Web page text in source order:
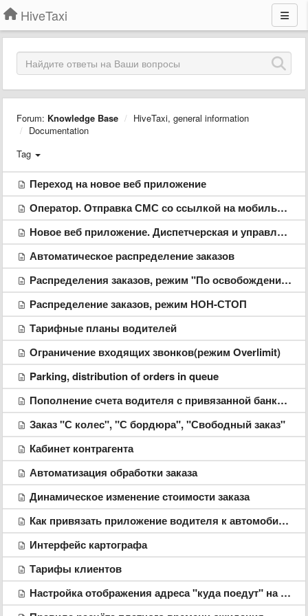
HiveTaxi
Forum: Knowledge Base
HiveTaxi, general information
Documentation
Tag
Переход на новое веб приложение
Оператор. Отправка СМС со ссылкой на мобильное приложение
Новое веб приложение. Диспетчерская и управление организацией.
Автоматическое распределение заказов
Распределения заказов, режим "По освобождению"
Распределение заказов, режим НОН-СТОП
Тарифные планы водителей
Ограничение входящих звонков(режим Overlimit)
Parking, distribution of orders in queue
Пополнение счета водителя с привязанной банковской карты
Заказ "С колес", "С бордюра", "Свободный заказ"
Кабинет контрагента
Автоматизация обработки заказа
Динамическое изменение стоимости заказа
Как привязать приложение водителя к автомобилю
Интерфейс картографа
Тарифы клиентов
Настройка отображения адреса "куда поедут" на устройстве водителя